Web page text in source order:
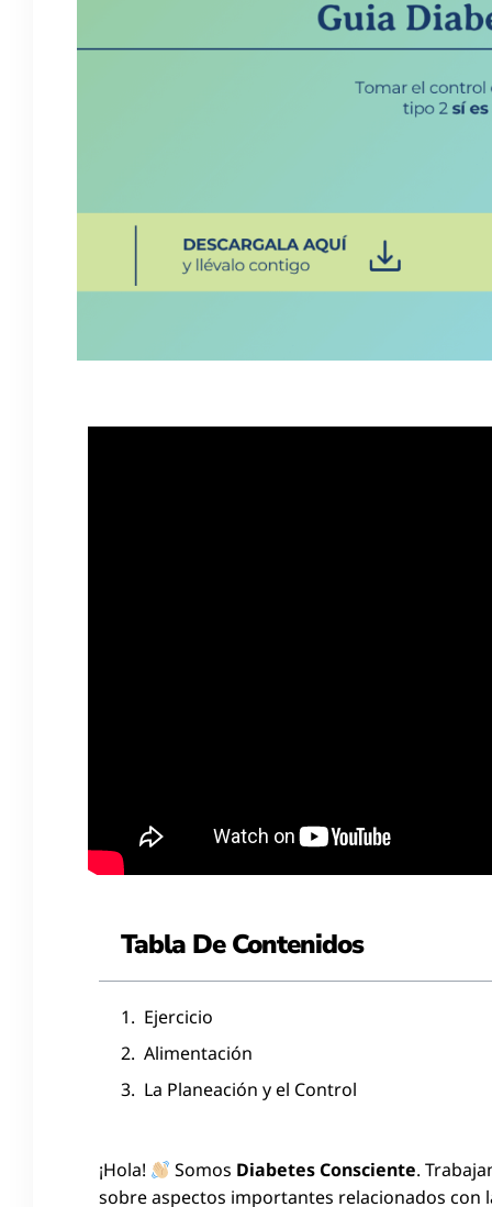
Tabla De Contenidos
Ejercicio
Alimentación
La Planeación y el Control
¡Hola! Somos Diabetes Consciente.
sobre aspectos importantes relacionados con